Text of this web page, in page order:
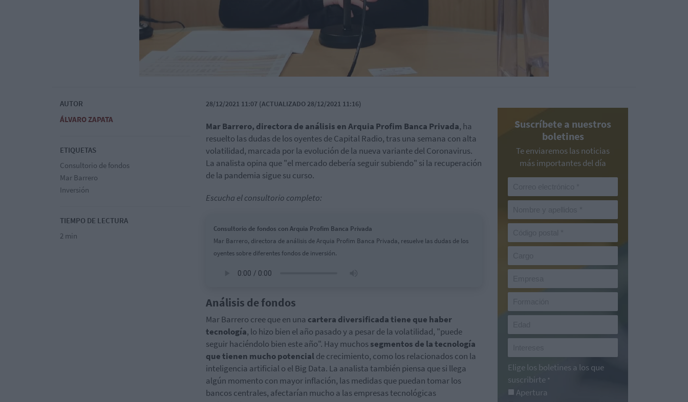
AUTOR
ÁLVARO ZAPATA
ETIQUETAS
Consultorio de fondos
Mar Barrero
Inversión
TIEMPO DE LECTURA
2 min
28/12/2021 11:07 (ACTUALIZADO 28/12/2021 11:16)
Mar Barrero, directora de análisis en Arquia Profim Banca Privada, ha
resuelto las dudas de los oyentes de Capital Radio, tras una semana con alta
volatilidad, marcada por la evolución de la nueva variante del Coronavirus.
La analista opina que "el mercado debería seguir subiendo" si la recuperación
de la pandemia sigue su curso.
Escucha el consultorio completo:
Consultorio de fondos con Arquia Profim Banca Privada
Mar Barrero, directora de análisis de Arquia Profim Banca Privada, resuelve las dudas de los
oyentes sobre diferentes fondos de inversión.
Análisis de fondos
Mar Barrero cree que en una cartera diversificada tiene que haber
tecnología, lo hizo bien el año pasado y a pesar de la volatilidad, "puede
seguir haciéndolo bien este año". Hay muchossegmentos de la tecnología
que tienen mucho potencialde crecimiento, como los relacionados con la
inteligencia artificial o el Big Data. La analista también piensa que si llega
algún momento con mayor inflación, las medidas que puedan tomar los
bancos centrales, afectarían mucho a las empresas tecnológicas
Suscríbete a nuestros
boletines
Te enviaremos las noticias
más importantes del día
Elige los boletines a los que
suscribirte *
Apertura